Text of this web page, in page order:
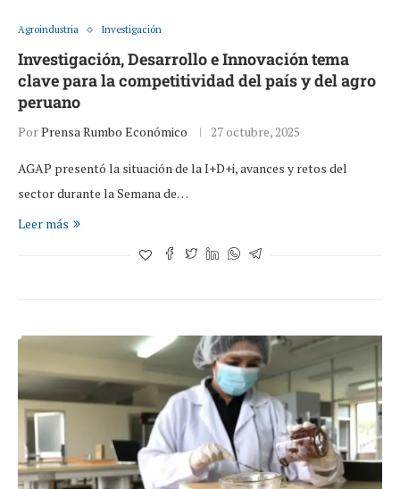
Agroindustria Investigación
Investigación, Desarrollo e Innovación tema
clave para la competitividad del país y del agro
peruano
PorPrensa Rumbo Económico 27 octubre, 2025
AGAP presentó la situación de la I+D+i, avances y retos del
sector durante la Semana de…
Leer más